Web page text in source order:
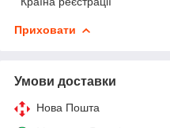
Приховати
Умови доставки
Нова Пошта